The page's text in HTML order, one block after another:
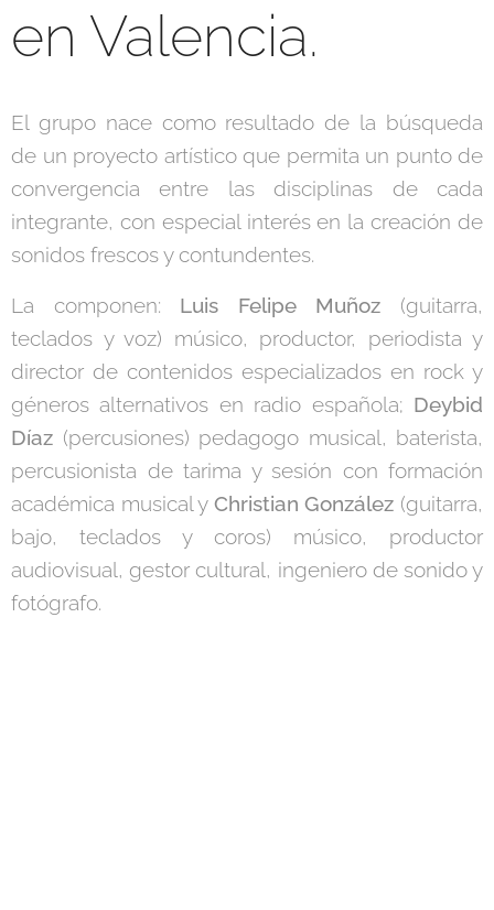
en Valencia.
El grupo nace como resultado de la búsqueda
de un proyecto artístico que permita un punto de
convergencia entre las disciplinas de cada
integrante, con especial interés en la creación de
sonidos frescos y contundentes.
La componen: Luis Felipe Muñoz (guitarra,
teclados y voz) músico, productor, periodista y
director de contenidos especializados en rock y
géneros alternativos en radio española; Deybid
Díaz (percusiones) pedagogo musical, baterista,
percusionista de tarima y sesión con formación
académica musical y Christian González (guitarra,
bajo, teclados y coros) músico, productor
audiovisual, gestor cultural, ingeniero de sonido y
fotógrafo.